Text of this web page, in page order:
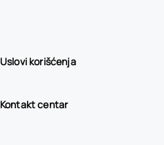
Uslovi korišćenja
Kontakt centar